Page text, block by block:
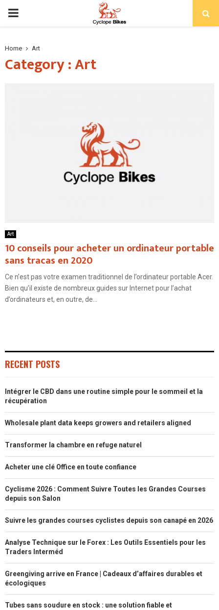
PRIMARY
Home Art
Category : Art
Art
10 conseils pour acheter un ordinateur portable
sans tracas en 2020
Ce n’est pas votre examen traditionnel de l’ordinateur portable Acer.
Bien qu’il existe de nombreux guides sur Internet pour l’achat
d’ordinateurs et, en outre, de...
RECENT POSTS
Intégrer le CBD dans une routine simple pour le sommeil et la
récupération
Wholesale plant data keeps growers and retailers aligned
Transformer la chambre en refuge naturel
Acheter une clé Office en toute confiance
Cyclisme 2026 : Comment Suivre Toutes les Grandes Courses
depuis son Salon
Suivre les grandes courses cyclistes depuis son canapé en 2026
Analyse Technique sur le Forex : Les Outils Essentiels pour les
Traders Interméd
Greengiving arrive en France | Cadeaux d’affaires durables et
écologiques
Tubes sans soudure en stock : une solution fiable et